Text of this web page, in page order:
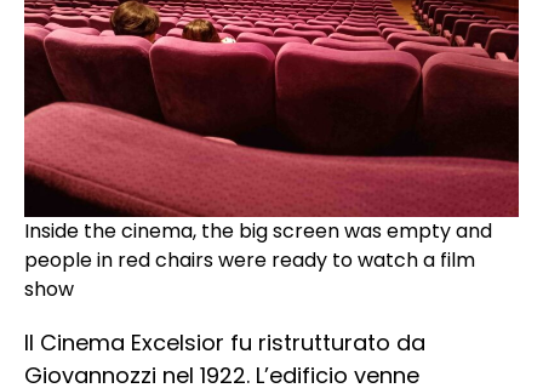
Inside the cinema, the big screen was empty and
people in red chairs were ready to watch a film
show
Il Cinema Excelsior fu ristrutturato da
Giovannozzi nel 1922. L’edificio venne